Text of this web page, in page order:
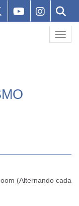
(Alternando cada